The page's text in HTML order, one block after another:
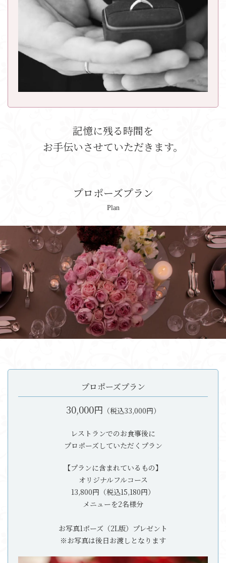
記憶に残る時間を
お手伝いさせていただきます。
プロポーズプラン
Plan
プロポーズプラン
30,000円 （税込33,000円）
レストランでのお食事後に
プロポーズしていただくプラン
【プランに含まれているもの】
オリジナルフルコース
13,800円（税込15,180円）
メニューを2名様分
お写真1ポーズ（2L版）プレゼント
※お写真は後日お渡しとなります